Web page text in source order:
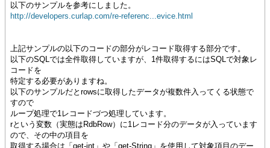
以下のサンプルを参考にしました。
http://developers.curlap.com/re-referenc...evice.html
上記サンプルの以下のコードの部分がレコード取得する部分です。
以下のSQLでは全件取得していますが、1件取得するにはSQLで対象レ
コードを
特定する必要がありますね。
以下のサンプルだとrowsに取得したデータが複数件入ってくる状態で
すので
ループ処理で1レコードづつ処理しています。
rという変数（実態はRdbRow）に1レコード分のデータが入っています
ので、その中の項目を
取得する場合は「get-int」や「get-String」を使用して対象項目のデー